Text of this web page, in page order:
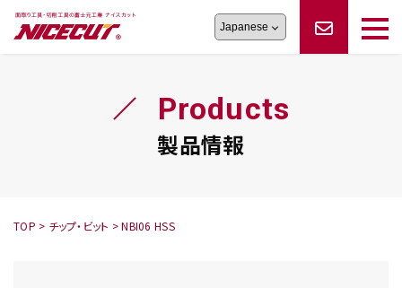
旋盤工具シリーズ
シリーズ
オーダー品依頼
フェイス・ショルダーシリーズかんたんオーダー
トラブルシューティング
ロックピンの逆ジメに注意
Products
製品情報
TOP > チップ・ビット >NBI06 HSS